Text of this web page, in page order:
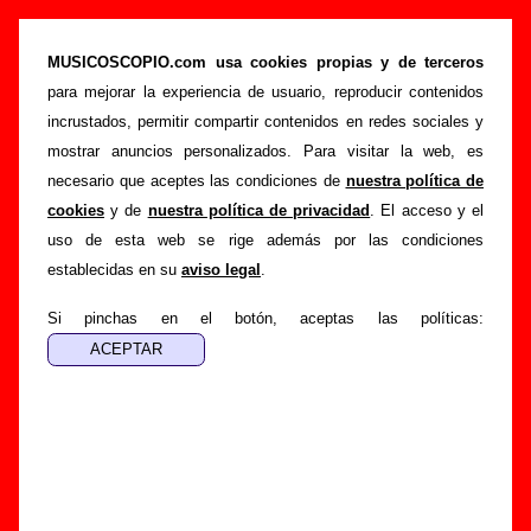
MUSICOSCOPIO.com usa cookies propias y de terceros
para mejorar la experiencia de usuario, reproducir contenidos
incrustados, permitir compartir contenidos en redes sociales y
mostrar anuncios personalizados. Para visitar la web, es
necesario que aceptes las condiciones de nuestra política de
cookies y de nuestra política de privacidad . El acceso y el
uso de esta web se rige además por las condiciones
establecidas en su aviso legal .
Si pinchas en el botón, aceptas las políticas:
Ciudadano - Añadir o corregir información
Portada >Ciudadano > Añadir
Si tienes información adicional, puedes enviar nueva
información o corregir la existente mediante el siguiente
formulario o escribiendo un e-mail a
guialven@musicoscopio.com.Gracias por tu
colaboración.
Nombre: